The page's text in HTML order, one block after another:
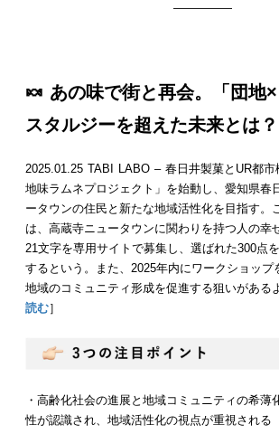
—————
🍬 あの味で街と再会。「団地
スタルジーを超えた未来とは？
2025.01.25 TABI LABO – 春日井製菓とUR都市
地味ラムネプロジェクト」を始動し、愛知県春
ータウンの住民と新たな地域活性化を目指す。
は、高蔵寺ニュータウンに関わりを持つ人の幸
21文字を専用サイトで募集し、選ばれた300点
するという。また、2025年内にワークショップ
地域のコミュニティ形成を促進する狙いがある
読む］
・高齢化社会の進展と地域コミュニティの希薄
性が認識され、地域活性化の視点が重視される